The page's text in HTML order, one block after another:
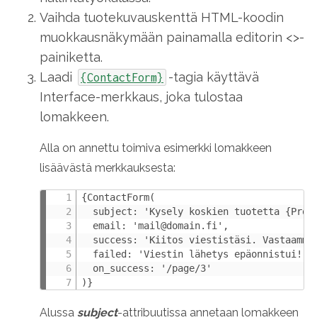
Vaihda tuotekuvauskenttä HTML-koodin
muokkausnäkymään painamalla editorin <>-
painiketta.
Laadi
{ContactForm} -tagia käyttävä
Interface-merkkaus, joka tulostaa
lomakkeen.
Alla on annettu toimiva esimerkki lomakkeen
lisäävästä merkkauksesta:
{ContactForm(
subject: 'Kysely koskien tuotetta
  email: 'mail@domain.fi',
success: 'Kiitos viestistäsi.
  failed: 'Viestin lähetys epäonnistui!',
  on_success: '/page/3'
)}
Alussa subject-attribuutissa annetaan lomakkeen